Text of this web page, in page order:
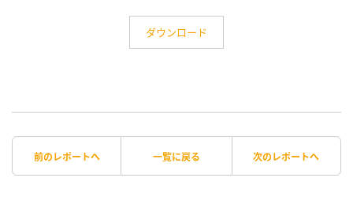
ダウンロード
前のレポートへ 一覧に戻る 次のレポートへ